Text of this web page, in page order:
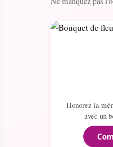
Honorez la
avec un